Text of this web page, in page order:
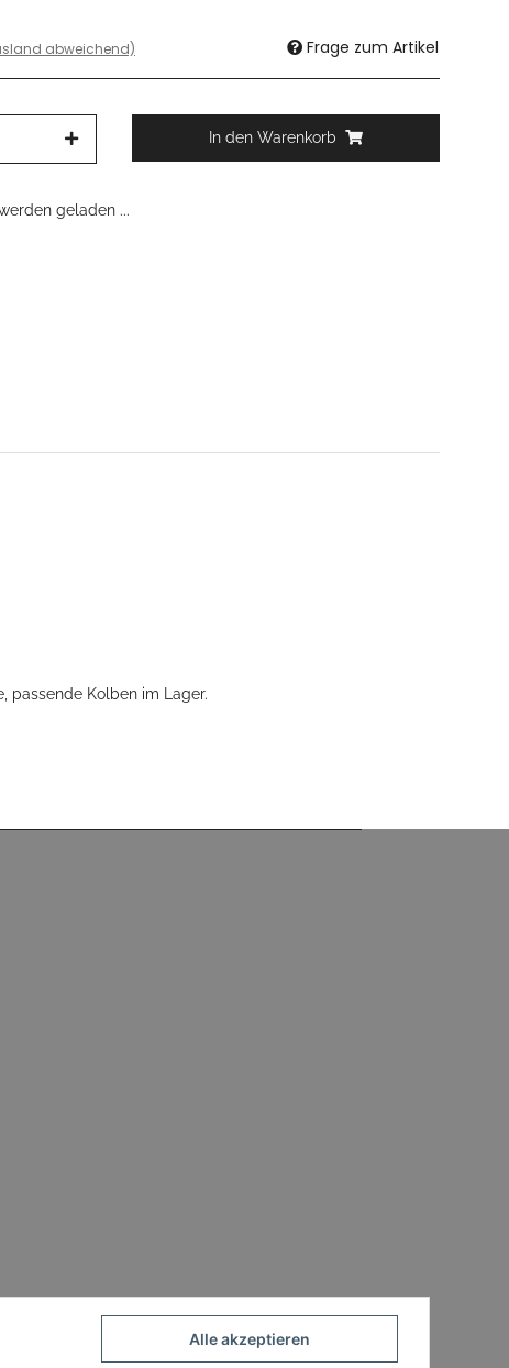
abweichend) Frage zum Artikel
In den Warenkorb
geladen ...
passende Kolben im Lager.
Alle akzeptieren